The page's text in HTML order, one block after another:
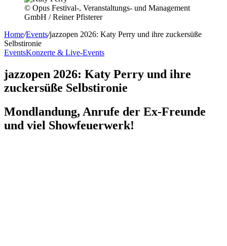
© Opus Festival-, Veranstaltungs- und Management
GmbH / Reiner Pfisterer
Home/Events/jazzopen 2026: Katy Perry und ihre zuckersüße
Selbstironie
EventsKonzerte & Live-Events
jazzopen 2026: Katy Perry und ihre
zuckersüße Selbstironie
Mondlandung, Anrufe der Ex-Freunde
und viel Showfeuerwerk!